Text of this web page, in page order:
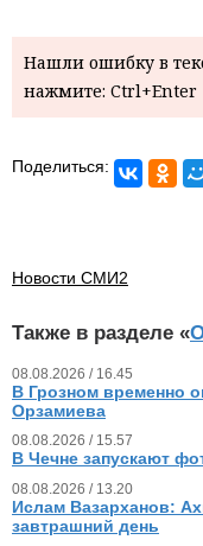
Нашли ошибку в
нажмите: Ctrl+Enter
Поделиться:
Новости СМИ2
Также в разделе «
08.08.2026 / 16.45
В Грозном временно
Орзамиева
08.08.2026 / 15.57
В Чечне запускают
08.08.2026 / 13.20
Ислам Вазарханов:
завтрашний день